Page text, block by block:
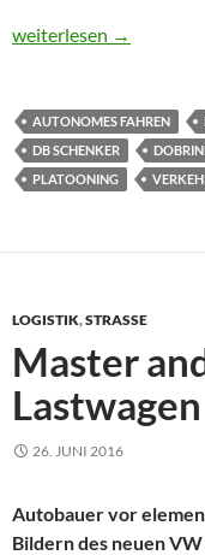
Mit Olli in die Zukunft
weiterlesen →
AUTONOMES FAHREN
DB SCHENKER
PLATOONING
LOGISTIK,STRASSE
Master
Lastwagen
26. JUNI 2016
Autobauer vor
Bildern des neuen